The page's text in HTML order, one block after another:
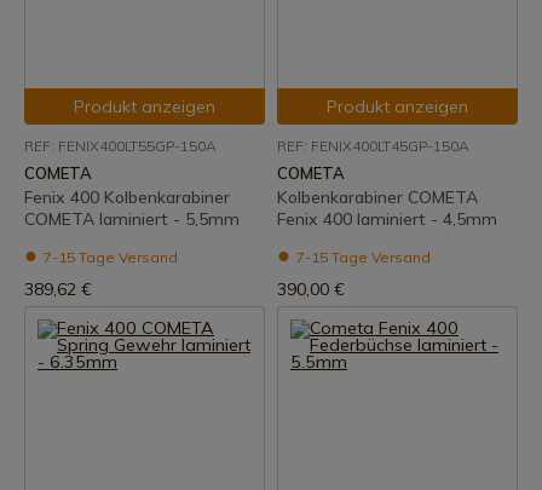
Produkt anzeigen
REF: FENIX400LT55GP-150A
COMETA
Fenix 400 Kolbenkarabiner
COMETA laminiert - 5,5mm
7-15 Tage Versand
389,62 €
Produkt anzeigen
REF: FENIX400LT45GP-150A
COMETA
Kolbenkarabiner COMETA
Fenix 400 laminiert - 4,5mm
7-15 Tage Versand
390,00 €